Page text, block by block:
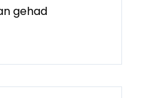
gehad